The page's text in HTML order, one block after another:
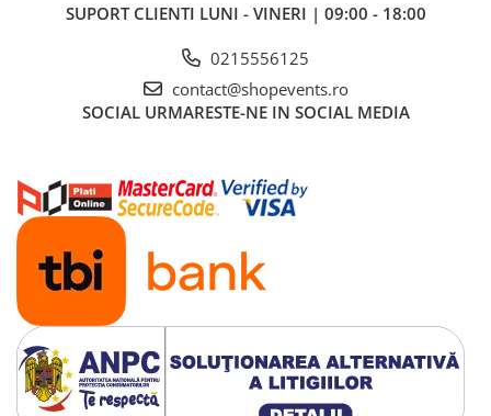
SUPORT CLIENTI LUNI - VINERI | 09:00 - 18:00
0215556125
contact@shopevents.ro
SOCIAL URMARESTE-NE IN SOCIAL MEDIA